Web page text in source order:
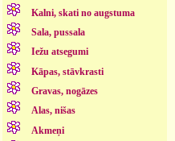
Kalni, skati no augstuma
Sala, pussala
Iežu atsegumi
Kāpas, stāvkrasti
Gravas, nogāzes
Alas, nišas
Akmeņi